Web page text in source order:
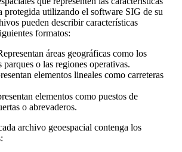
protegida utilizando el software SIG de su
pueden describir características
formatos:
áreas geográficas como los
parques o las regiones operativas.
elementos lineales como carreteras
elementos como puestos de
o abrevaderos.
archivo geoespacial contenga los
: